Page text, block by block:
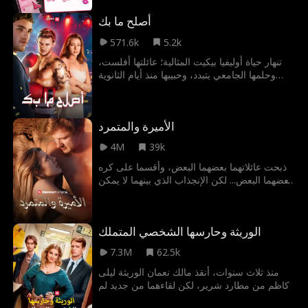
أصلح ما بك
571.6k
5.2k
تنهار حياة أوليفيا بيكيت المثالية؛ عائلتها أفلست،
وحلمها الجامعي يتبدد، وحبيبها منذ أيام الثانوية
الحب بينهما. لكن مع اقتراب الخطر، يجد باش
نفسه مجبرا على الاختيار بين أحلامه وإنقاذ الفتاة
التي قد تدمره.
الأميرة والمتمرد
4M
39k
ذبحت عائلاتهما بعضهما البعض، وأقسما على كره
بعضهما البعض... لكن الإنجذاب الذي بينهما لا يمكن
بسامي مرزوق -أقوى الذئاب هناك... وعدوها.
والآن، الذئب الوحيد الذي لم ترده، هو الوحيد القادر
الوريثة وحارسها الشخصي المتملك
7.3M
62.5k
منذ ثلاث سنوات، أنقذ مالك نعمان الوريثة ليلى
كاظم من مطارد شرير، لكن لقاءهما من جديد لم